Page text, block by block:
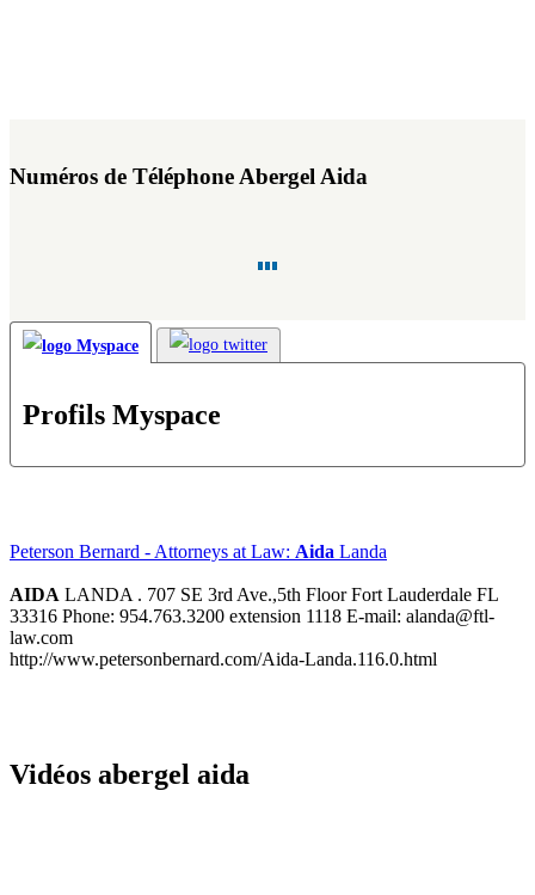
Numéros de Téléphone Abergel Aida
Profils Myspace
Peterson Bernard - Attorneys at Law: Aida Landa
AIDA LANDA . 707 SE 3rd Ave.,5th Floor Fort Lauderdale FL
33316 Phone: 954.763.3200 extension 1118 E-mail: alanda@ftl-
law.com
http://www.petersonbernard.com/Aida-Landa.116.0.html
Vidéos abergel aida